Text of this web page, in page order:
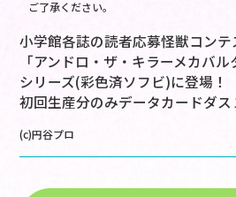
ご了承ください。
小学館各誌の読者応募怪獣コンテ
「アンドロ・ザ・キラーメカバ
シリーズ(彩色済ソフビ)に登場！
初回生産分のみデータカードダス
(c)円谷プロ